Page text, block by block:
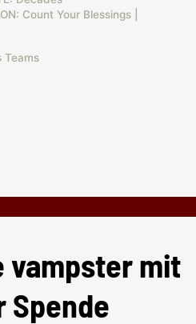
Count Your Blessings |
Teams
vampster mit
Spende